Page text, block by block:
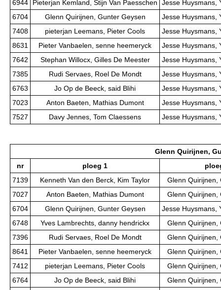
6944
Pieterjan Kemland, Stijn Van Paesschen
Jesse Huysmans,
6704
Glenn Quirijnen, Gunter Geysen
Jesse Huysmans,
7408
pieterjan Leemans, Pieter Cools
Jesse Huysmans,
8631
Pieter Vanbaelen, senne heemeryck
Jesse Huysmans,
7642
Stephan Willocx, Gilles De Meester
Jesse Huysmans,
7385
Rudi Servaes, Roel De Mondt
Jesse Huysmans,
6763
Jo Op de Beeck, said Blihi
Jesse Huysmans,
7023
Anton Baeten, Mathias Dumont
Jesse Huysmans,
7527
Davy Jennes, Tom Claessens Jesse Huysmans,
Glenn Quirijnen,
nr
ploeg 1
7139
Kenneth Van den Berck, Kim Taylor
Glenn Quirijnen,
7027
Anton Baeten, Mathias Dumont
Glenn Quirijnen,
6704
Glenn Quirijnen, Gunter Geysen
Jesse Huysmans,
6748
Yves Lambrechts, danny hendrickx
Glenn Quirijnen,
7396
Rudi Servaes, Roel De Mondt
Glenn Quirijnen,
8641
Pieter Vanbaelen, senne heemeryck
Glenn Quirijnen,
7412
pieterjan Leemans, Pieter Cools
Glenn Quirijnen,
6764
Jo Op de Beeck, said Blihi
Glenn Quirijnen,